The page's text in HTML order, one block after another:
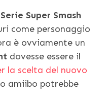
Serie Super Smash
come personaggio
è ovviamente un
dovesse essere il
la scelta del nuovo
amiibo potrebbe